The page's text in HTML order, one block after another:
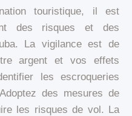
touristique, il est
des risques et des
La vigilance est de
argent et vos effets
les escroqueries
des mesures de
les risques de vol. La